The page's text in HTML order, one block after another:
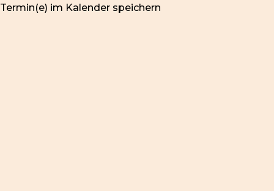
Termin(e) im Kalender speichern